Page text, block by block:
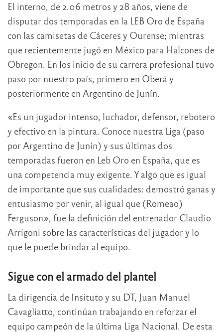
El interno, de 2.06 metros y 28 años, viene de
disputar dos temporadas en la LEB Oro de España
con las camisetas de Cáceres y Ourense; mientras
que recientemente jugó en México para Halcones de
Obregon. En los inicio de su carrera profesional tuvo
paso por nuestro país, primero en Oberá y
posteriormente en Argentino de Junín.
«Es un jugador intenso, luchador, defensor, rebotero
y efectivo en la pintura. Conoce nuestra Liga (paso
por Argentino de Junín) y sus últimas dos
temporadas fueron en Leb Oro en España, que es
una competencia muy exigente. Y algo que es igual
de importante que sus cualidades: demostró ganas y
entusiasmo por venir, al igual que (Romeao)
Ferguson», fue la definición del entrenador Claudio
Arrigoni sobre las características del jugador y lo
que le puede brindar al equipo.
Sigue con el armado del plantel
La dirigencia de Insituto y su DT, Juan Manuel
Cavagliatto, continúan trabajando en reforzar el
equipo campeón de la última Liga Nacional. De esta